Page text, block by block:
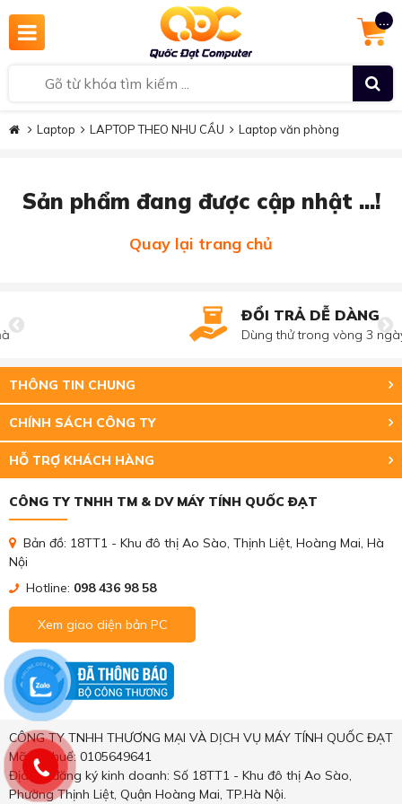
...
Laptop LAPTOP THEO NHU CẦU Laptop văn phòng
Sản phẩm đang được cập nhật ...!
Quay lại trang chủ
ĐỔI TRẢ DỄ DÀNG
Dùng thử trong vòng 3 ngày
THÔNG TIN CHUNG
CHÍNH SÁCH CÔNG TY
HỖ TRỢ KHÁCH HÀNG
CÔNG TY TNHH TM & DV MÁY TÍNH QUỐC ĐẠT
Bản đồ: 18TT1 - Khu đô thị Ao Sào, Thịnh Liệt, Hoàng Mai, Hà
Nội
Hotline: 098 436 98 58
Xem giao diện bản PC
CÔNG TY TNHH THƯƠNG MẠI VÀ DỊCH VỤ MÁY TÍNH QUỐC ĐẠT
Mã số thuế: 0105649641
Địa chỉ đăng ký kinh doanh: Số 18TT1 - Khu đô thị Ao Sào,
Phường Thịnh Liệt, Quận Hoàng Mai, TP.Hà Nội.